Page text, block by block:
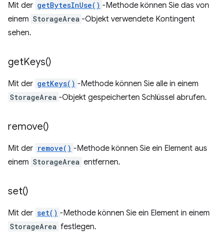
Mit der getBytesInUse() -Methode können Sie das von
einem StorageArea -Objekt verwendete Kontingent
sehen.
getKeys()
Mit der getKeys() -Methode können Sie alle in einem
StorageArea -Objekt gespeicherten Schlüssel abrufen.
remove()
Mit der remove() -Methode können Sie ein Element aus
einem StorageArea entfernen.
set()
Mit der set() -Methode können Sie ein Element in einem
StorageArea festlegen.